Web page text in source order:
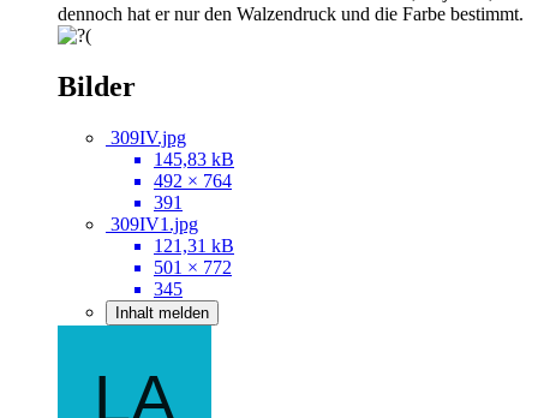
dennoch hat er nur den Walzendruck und die Farbe bestimmt.
Bilder
309IV.jpg
145,83 kB
492 × 764
391
309IV1.jpg
121,31 kB
501 × 772
345
Inhalt melden